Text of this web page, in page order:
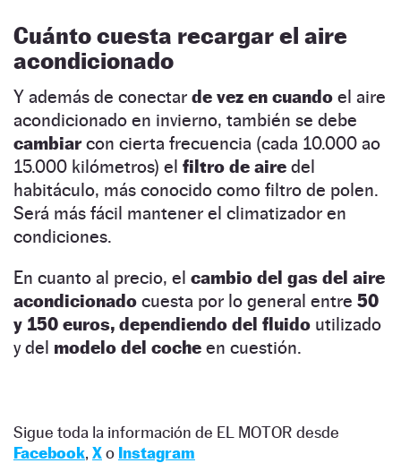
Cuánto cuesta recargar el aire
acondicionado
Y además de conectar de vez en cuando el aire
acondicionado en invierno, también se debe
cambiarcon cierta frecuencia (cada 10.000 ao
15.000 kilómetros) el filtro de aire del
habitáculo, más conocido como filtro de polen.
Será más fácil mantener el climatizador en
condiciones.
En cuanto al precio, el cambio del gas del aire
acondicionado cuesta por lo general entre 50
y 150 euros, dependiendo del fluido utilizado
y del modelo del coche en cuestión.
Sigue toda la información de EL MOTOR desde
Facebook, Xo Instagram